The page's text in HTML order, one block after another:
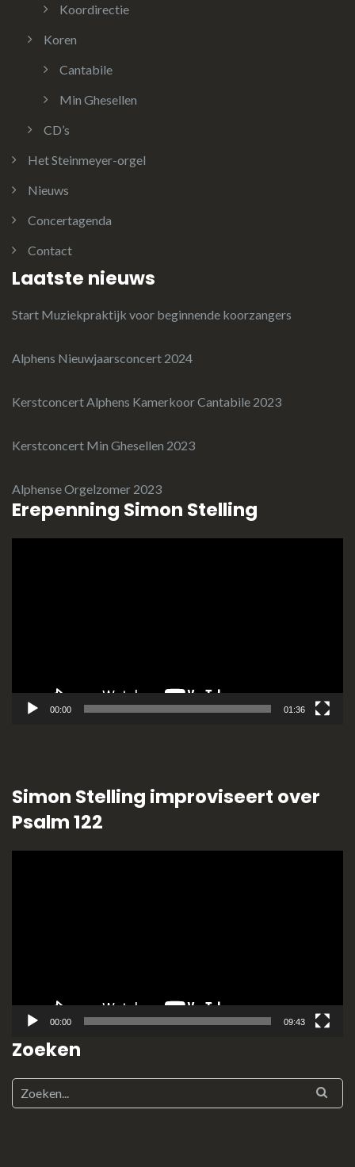
Koordirectie
Koren
Cantabile
Min Ghesellen
CD’s
Het Steinmeyer-orgel
Nieuws
Concertagenda
Contact
Laatste nieuws
Start Muziekpraktijk voor beginnende koorzangers
Alphens Nieuwjaarsconcert 2024
Kerstconcert Alphens Kamerkoor Cantabile 2023
Kerstconcert Min Ghesellen 2023
Alphense Orgelzomer 2023
Erepenning Simon Stelling
00:00 01:36
Simon Stelling improviseert over
Psalm 122
00:00 09:43
Zoeken